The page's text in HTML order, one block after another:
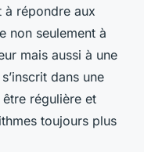
à répondre aux
non seulement à
mais aussi à une
dans une
régulière et
toujours plus